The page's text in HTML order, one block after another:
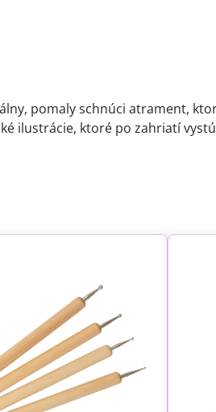
pomaly schnúci atrament,
ilustrácie, ktoré po zahriatí